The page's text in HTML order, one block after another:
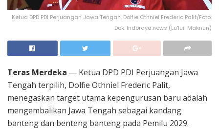
Ketua DPD PDI Perjuangan Jawa Tengah, Dolfie Othniel Frederic Palit/Foto:
Dok. Indoraya.news (Lu'luil Maknun)
Teras Merdeka — Ketua DPD PDI Perjuangan Jawa
Tengah terpilih, Dolfie Othniel Frederic Palit,
menegaskan target utama kepengurusan baru adalah
mengembalikan Jawa Tengah sebagai kandang
banteng dan benteng banteng pada Pemilu 2029.